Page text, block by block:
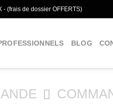
- (frais de dossier OFFERTS)
BLOG